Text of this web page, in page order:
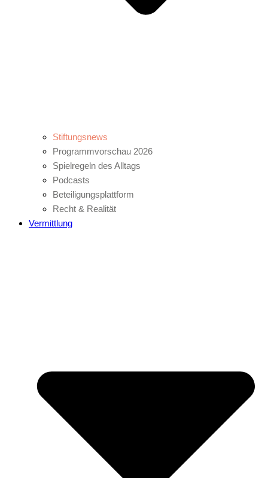
Stiftungsnews
Programmvorschau 2026
Spielregeln des Alltags
Podcasts
Beteiligungsplattform
Recht & Realität
Vermittlung